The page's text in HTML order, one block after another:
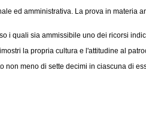
ed amministrativa. La prova in materia
i quali sia ammissibile uno dei ricorsi
la propria cultura e l'attitudine al
meno di sette decimi in ciascuna di